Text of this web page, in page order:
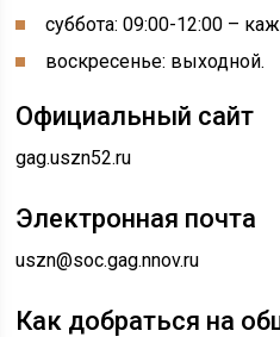
суббота: 09:00-12:00 –
воскресенье: выходной.
Официальный сайт
gag.uszn52.ru
Электронная почта
uszn@soc.gag.nnov.ru
Как добраться на